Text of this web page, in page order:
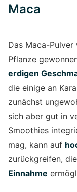
Maca
Das Maca-
Pflanze
erdigen
die einige an
zunächst
sich aber gut in
Smoothies
mag, kann auf
zurückgreifen,
Einnahme